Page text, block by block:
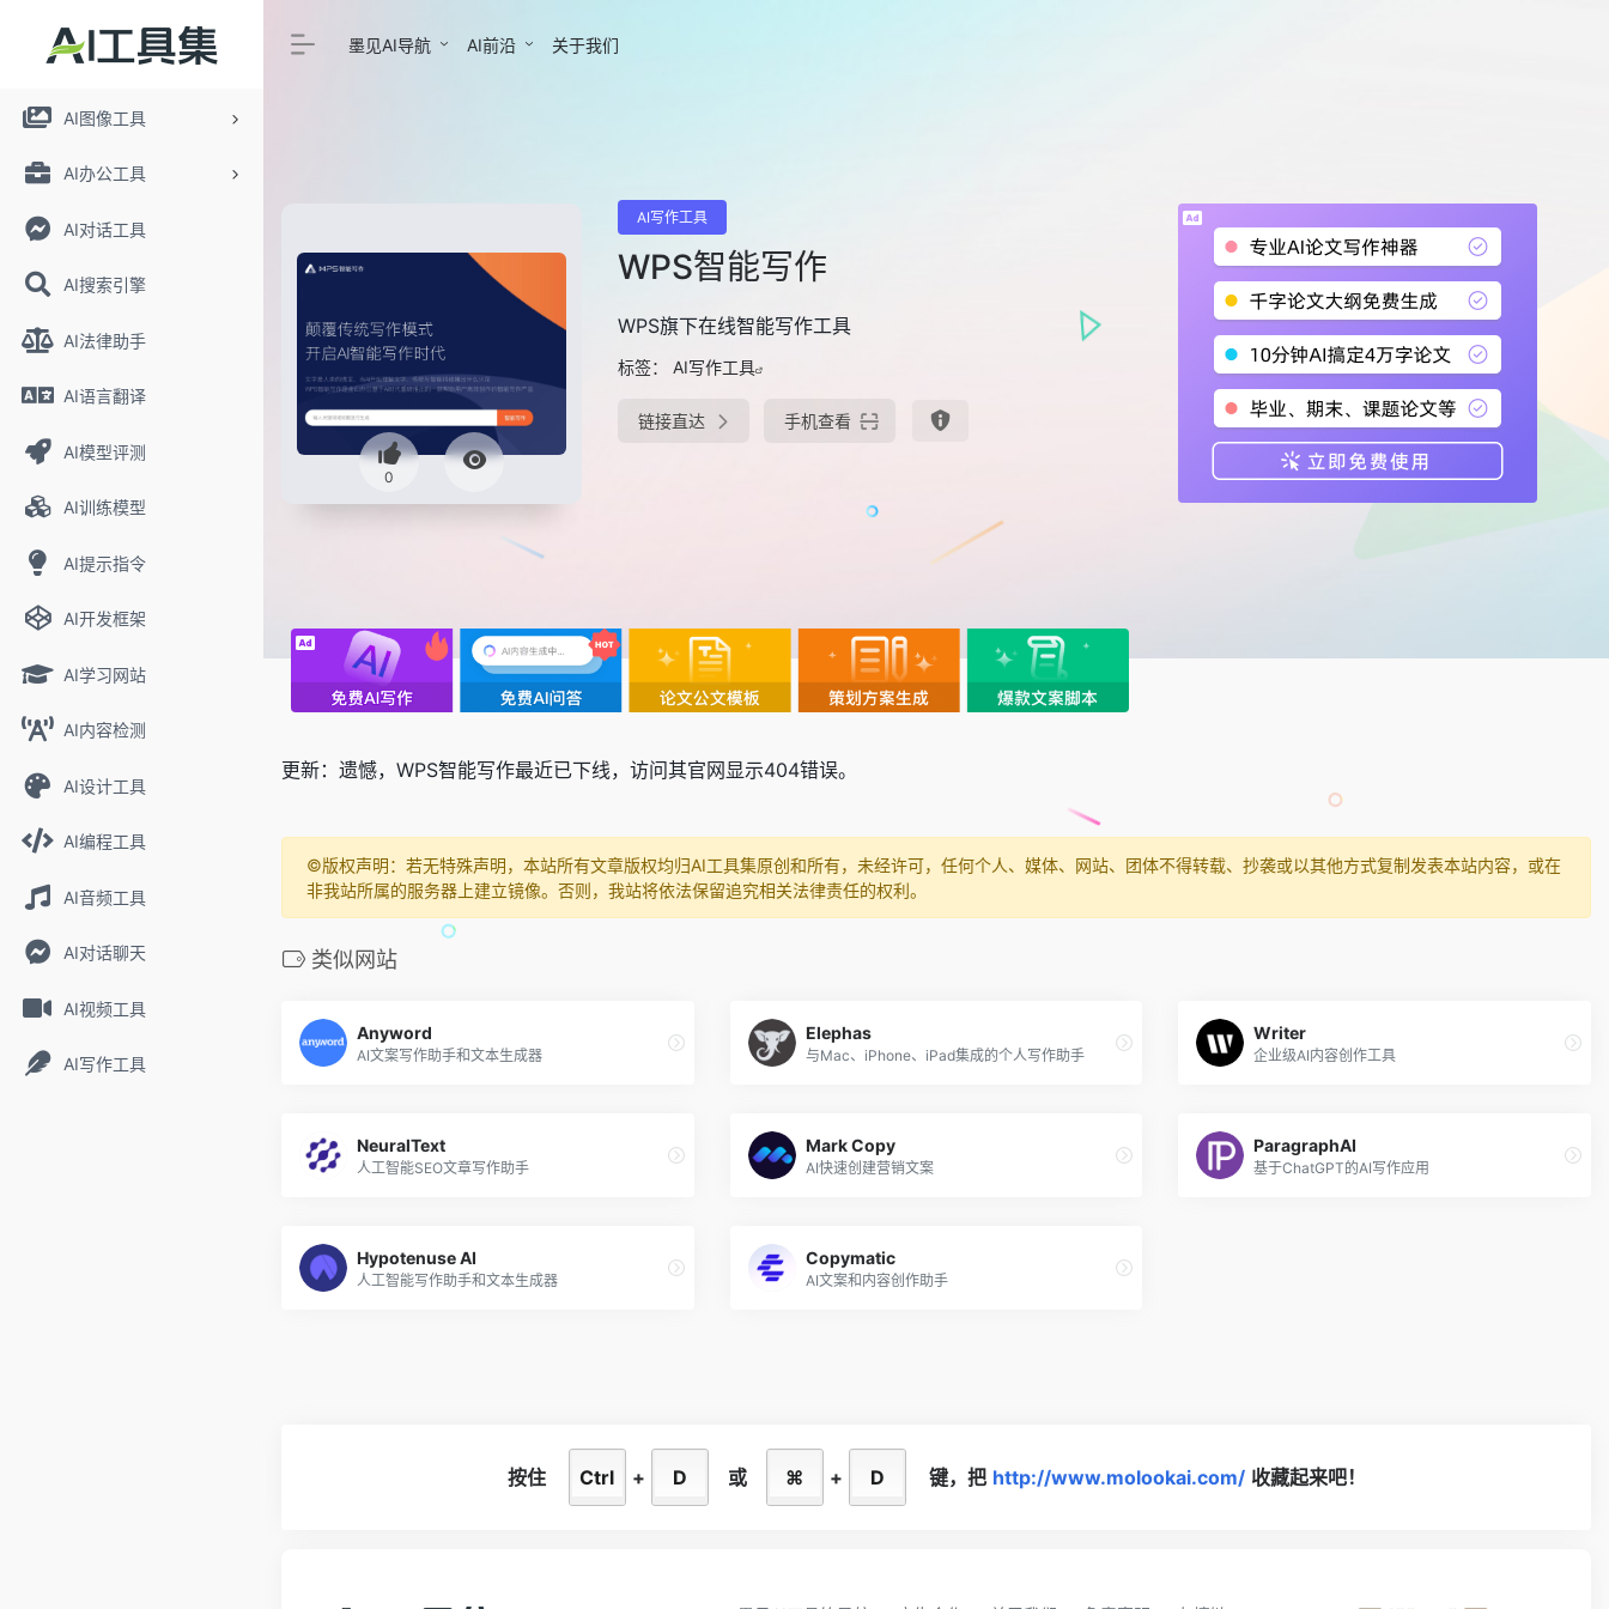
AI图像工具
AI办公工具
AI对话工具
AI搜索引擎
AI法律助手
AI语言翻译
AI模型评测
AI训练模型
AI提示指令
AI开发框架
AI学习网站
AI内容检测
AI设计工具
AI编程工具
AI音频工具
AI对话聊天
AI视频工具
AI写作工具
墨见AI导航 AI前沿 关于我们
0
AI写作工具
WPS智能写作
WPS旗下在线智能写作工具
标签： AI写作工具
链接直达 手机查看
更新：遗憾，WPS智能写作最近已下线，访问其官网显示404错误。
©️版权声明：若无特殊声明，本站所有文章版权均归AI工具集原创和所有，未经许可，任何个人、媒体、网站、团体不得转载、抄袭或以其他方式复制发表本站内容，或在
非我站所属的服务器上建立镜像。否则，我站将依法保留追究相关法律责任的权利。
类似网站
Anyword
AI文案写作助手和文本生成器
Elephas
与Mac、iPhone、iPad集成的个人写作助手
Writer
企业级AI内容创作工具
NeuralText
人工智能SEO文章写作助手
Mark Copy
AI快速创建营销文案
ParagraphAI
基于ChatGPT的AI写作应用
Hypotenuse AI
人工智能写作助手和文本生成器
Copymatic
AI文案和内容创作助手
按住 Ctrl + D 或 ⌘ + D 键， 把 http://www.molookai.com/ 收藏起来吧！